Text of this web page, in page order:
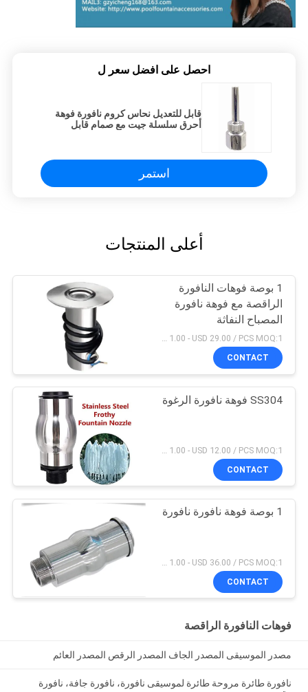
احصل على افضل سعر ل
قابل للتعديل نحاس كروم نافورة فوهة
أحرق سلسلة جيت مع صمام قابل
استمر
أعلى المنتجات
1 بوصة فوهات النافورة
الراقصة مع فوهة نافورة
المصباح النفاثة
USD 1.00 - USD 29.00 / PCS MOQ:1 قطعة
CONTACT
SS304 فوهة نافورة الرغوة
USD 1.00 - USD 12.00 / PCS MOQ:1 قطعة
CONTACT
1 بوصة فوهة نافورة نافورة
USD 1.00 - USD 36.00 / PCS MOQ:1 قطعة
CONTACT
فوهات النافورة الراقصة
مصدر الموسيقى المصدر الجاف المصدر الرقص المصدر العائم
نافورة طائرة مروحة طائرة لموسيقى نافورة، نافورة جافة، نافورة